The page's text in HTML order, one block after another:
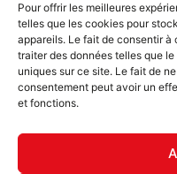
Pour offrir les meilleures
telles que les cookies pour
appareils. Le fait de consentir
traiter des données telles que
uniques sur ce site. Le fait de
consentement peut avoir un
et fonctions.